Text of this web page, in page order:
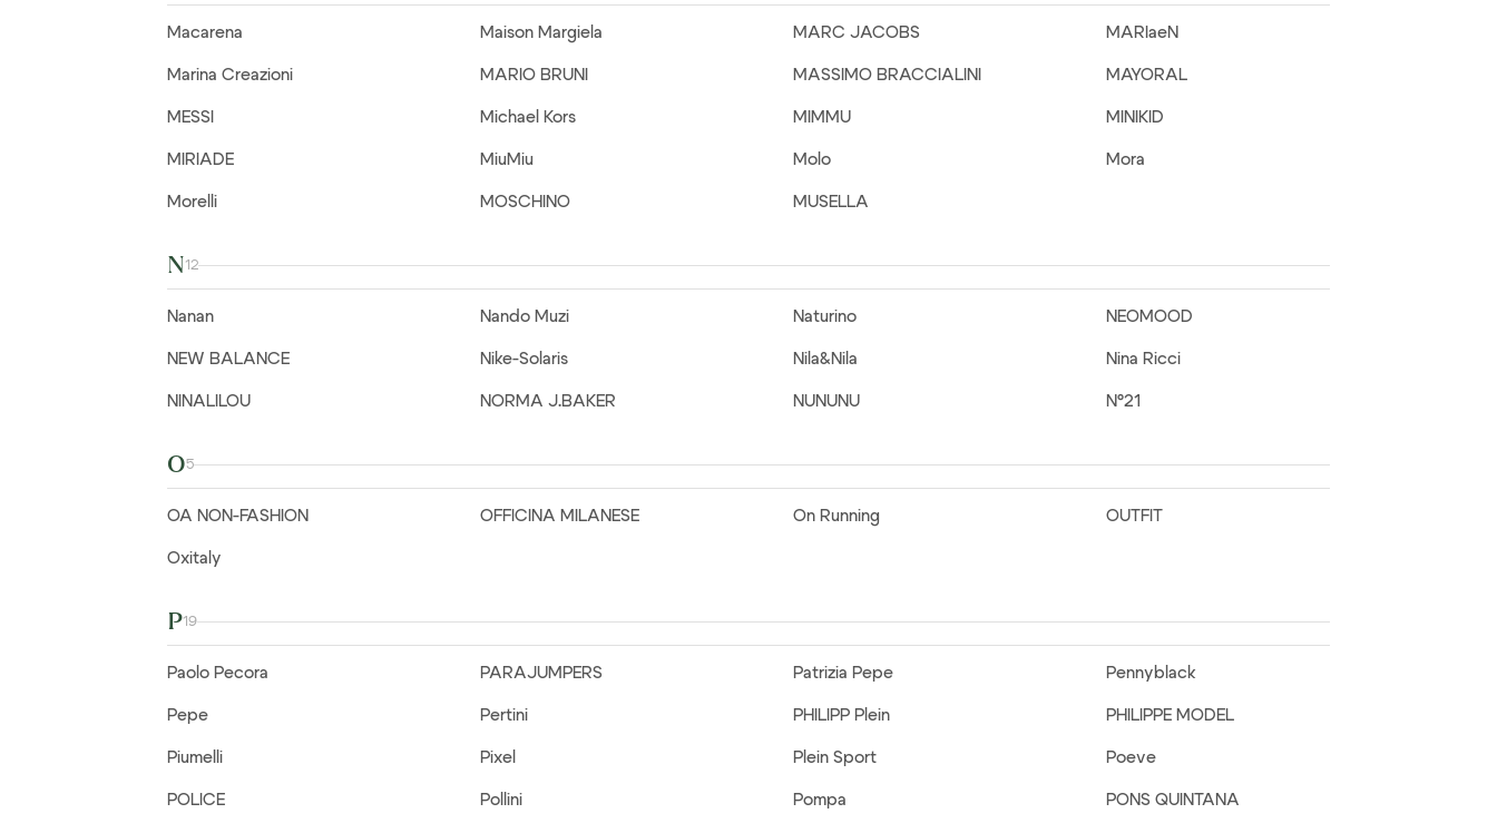
Macarena Maison Margiela MARC JACOBS MARIaeN
Marina Creazioni MARIO BRUNI MASSIMO BRACCIALINI MAYORAL
MESSI Michael Kors MIMMU MINIKID
MIRIADE MiuMiu Molo Mora
Morelli MOSCHINO MUSELLA
N12
Nanan Nando Muzi Naturino NEOMOOD
NEW BALANCE Nike-Solaris Nila&Nila Nina Ricci
NINALILOU NORMA J.BAKER NUNUNU N°21
O5
OA NON-FASHION OFFICINA MILANESE On Running OUTFIT
Oxitaly
P19
Paolo Pecora PARAJUMPERS Patrizia Pepe Pennyblack
Pepe Pertini PHILIPP Plein PHILIPPE MODEL
Piumelli Pixel Plein Sport Poeve
POLICE Pollini Pompa PONS QUINTANA